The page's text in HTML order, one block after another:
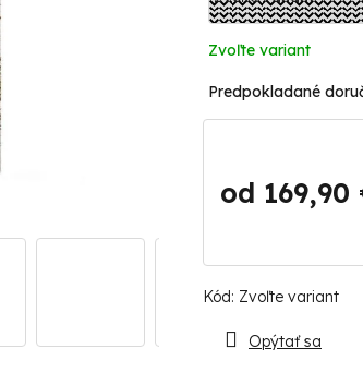
Kód: Zvoľte variant
Zvoľte variant
od 169,90
Opýtať sa